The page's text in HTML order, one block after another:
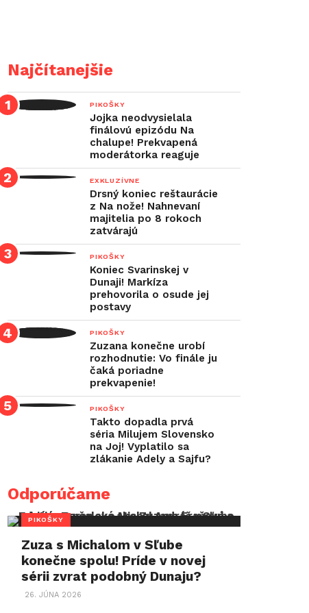
Najčítanejšie
PIKOŠKY
Jojka neodvysielala
finálovú epizódu Na
chalupe! Prekvapená
moderátorka reaguje
EXKLUZÍVNE
Drsný koniec reštaurácie
z Na nože! Nahnevaní
majitelia po 8 rokoch
zatvárajú
PIKOŠKY
Koniec Svarinskej v
Dunaji! Markíza
prehovorila o osude jej
postavy
PIKOŠKY
Zuzana konečne urobí
rozhodnutie: Vo finále ju
čaká poriadne
prekvapenie!
PIKOŠKY
Takto dopadla prvá
séria Milujem Slovensko
na Joj! Vyplatilo sa
zlákanie Adely a Sajfu?
Odporúčame
PIKOŠKY
Zuza s Michalom v Sľube
konečne spolu! Príde v novej
sérii zvrat podobný Dunaju?
26. JÚNA 2026